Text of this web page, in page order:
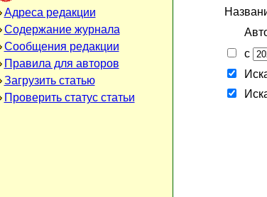
Адреса редакции
Содержание журнала
Сообщения редакции
Правила для авторов
Загрузить статью
Проверить статус статьи
с